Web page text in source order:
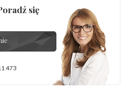
się
473